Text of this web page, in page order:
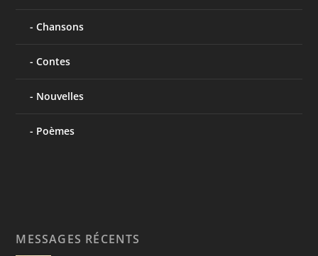
Chansons
Contes
Nouvelles
Poèmes
MESSAGES RÉCENTS